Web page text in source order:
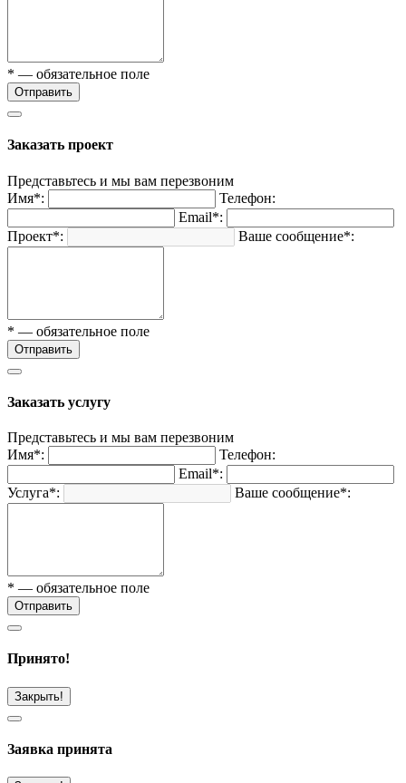
* — обязательное поле
Отправить
Заказать проект
Представьтесь и мы вам перезвоним
Имя*:
Телефон:
Email*:
Проект*:
Ваше сообщение*:
* — обязательное поле
Отправить
Заказать услугу
Представьтесь и мы вам перезвоним
Имя*:
Телефон:
Email*:
Услуга*:
Ваше сообщение*:
* — обязательное поле
Отправить
Принято!
Закрыть!
Заявка принята